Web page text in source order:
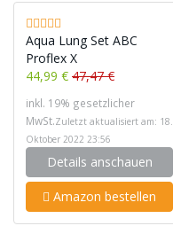
Aqua Lung Set ABC
Proflex X
44,99 € 47,47 €
inkl. 19% gesetzlicher
MwSt.Zuletzt aktualisiert am: 18.
Oktober 2022 23:56
Details anschauen
Amazon bestellen